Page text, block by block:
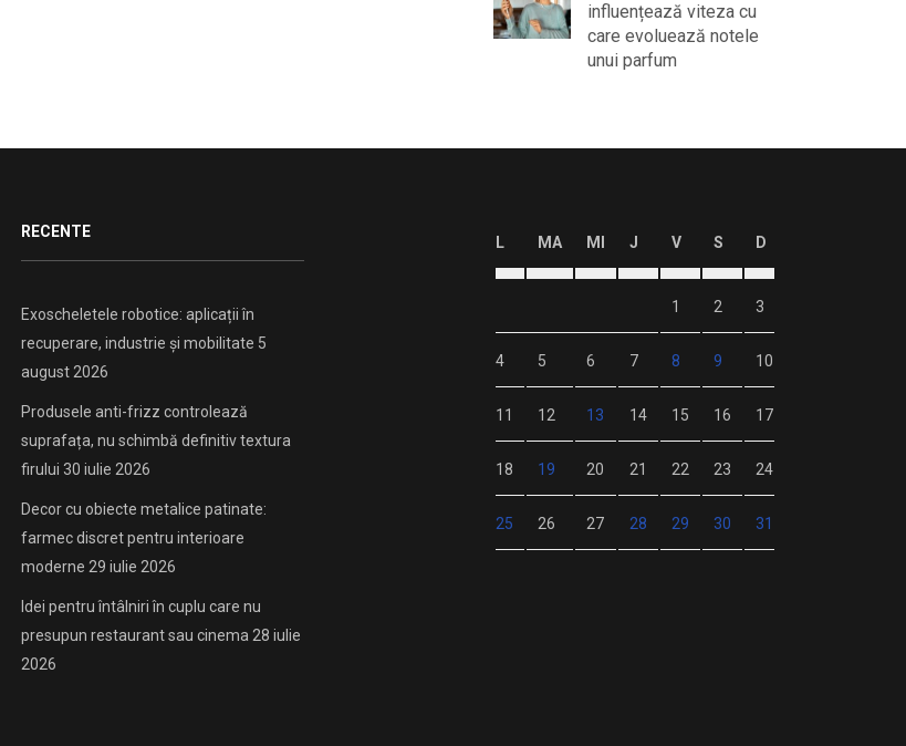
influențează viteza cu
care evoluează notele
unui parfum
RECENTE
Exoscheletele robotice: aplicații în
recuperare, industrie și mobilitate 5
august 2026
Produsele anti-frizz controlează
suprafața, nu schimbă definitiv textura
firului 30 iulie 2026
Decor cu obiecte metalice patinate:
farmec discret pentru interioare
moderne 29 iulie 2026
Idei pentru întâlniri în cuplu care nu
presupun restaurant sau cinema28 iulie
2026
L MA MI J V S D
1 2 3
4 5 6 7 8 9 10
11 12 13 14 15 16 17
18 19 20 21 22 23 24
25 26 27 28 29 30 31